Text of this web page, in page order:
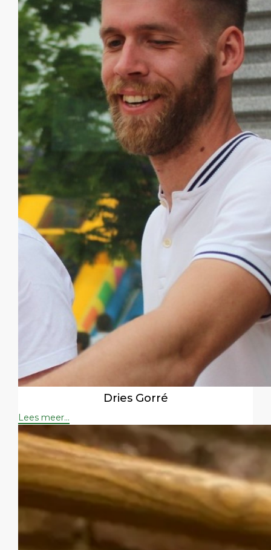
Dries Gorré
Lees meer...